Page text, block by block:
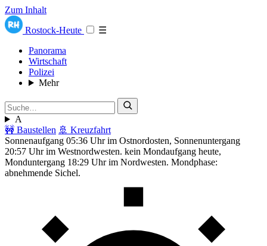
Zum Inhalt
Rostock-Heute
☰
Panorama
Wirtschaft
Polizei
Mehr
A
🚧 Baustellen 🚢 Kreuzfahrt
Sonnenaufgang 05:36 Uhr im Ostnordosten, Sonnenuntergang
20:57 Uhr im Westnordwesten. kein Mondaufgang heute,
Monduntergang 18:29 Uhr im Nordwesten. Mondphase:
abnehmende Sichel.